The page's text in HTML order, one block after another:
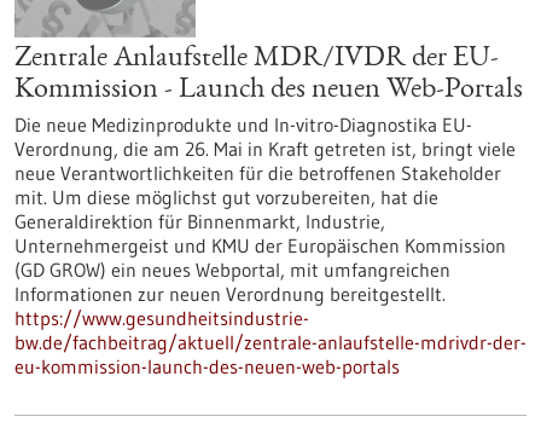
Zentrale Anlaufstelle MDR/IVDR der EU-
Kommission - Launch des neuen Web-Portals
Die neue Medizinprodukte und In-vitro-Diagnostika EU-
Verordnung, die am 26. Mai in Kraft getreten ist, bringt viele
neue Verantwortlichkeiten für die betroffenen Stakeholder
mit. Um diese möglichst gut vorzubereiten, hat die
Generaldirektion für Binnenmarkt, Industrie,
Unternehmergeist und KMU der Europäischen Kommission
(GD GROW) ein neues Webportal, mit umfangreichen
Informationen zur neuen Verordnung bereitgestellt.
https://www.gesundheitsindustrie-
bw.de/fachbeitrag/aktuell/zentrale-anlaufstelle-mdrivdr-der-
eu-kommission-launch-des-neuen-web-portals